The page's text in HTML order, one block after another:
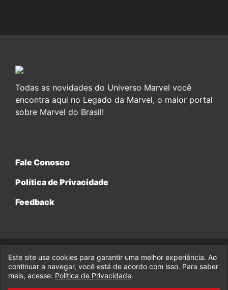
Todas as novidades do Universo Marvel você
encontra aqui no Legado da Marvel, o maior portal
sobre Marvel do Brasil!
Fale Conosco
Política de Privacidade
Feedback
© 2017-2026 Legado da Marvel, uma empresa da Legado
Enterprises.
Este site usa cookies para garantir uma melhor experiência. Ao
continuar a navegar, você está de acordo com isso. Para saber
mais, acesse: Política de Privacidade.